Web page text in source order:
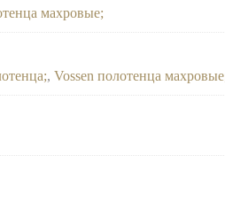
махровые
,Vossen полотенца махровые